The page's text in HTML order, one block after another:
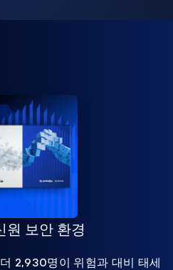
원 보안 환경
2,930명이 위험과 대비 태세